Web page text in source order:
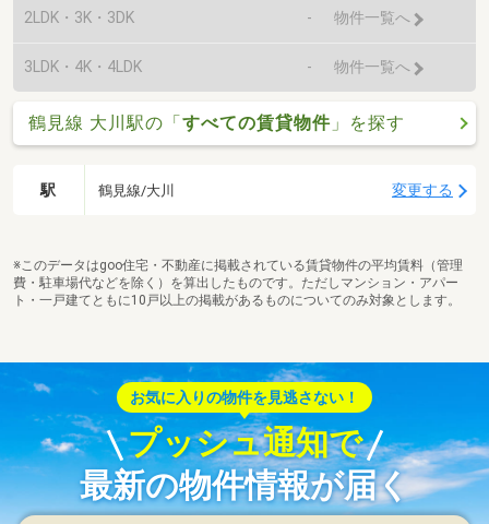
2LDK・3K・3DK - 物件一覧へ
3LDK・4K・4LDK - 物件一覧へ
鶴見線 大川駅の「すべての賃貸物件 」を探す
駅 鶴見線/大川 変更する
※このデータはgoo住宅・不動産に掲載されている賃貸物件の平均賃料（管理
費・駐車場代などを除く）を算出したものです。ただしマンション・アパー
ト・一戸建てともに10戸以上の掲載があるものについてのみ対象とします。
お気に入りの物件を見逃さない！
プッシュ通知で
最新の物件情報が届く